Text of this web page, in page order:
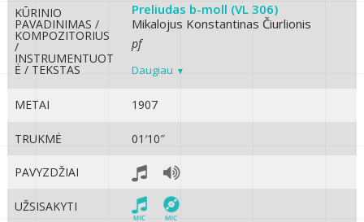
KŪRINIO
PAVADINIMAS /
KOMPOZITORIUS
/
INSTRUMENTUOT
Ė / TEKSTAS
Preliudas b-moll (VL 306)
Mikalojus Konstantinas Čiurlionis
pf
Daugiau
METAI 1907
TRUKMĖ 01′10″
PAVYZDŽIAI
UŽSISAKYTI